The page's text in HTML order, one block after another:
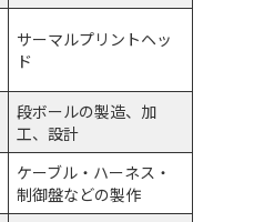
サーマルプリントヘッ
ド
段ボールの製造、加
工、設計
ケーブル・ハーネス・
制御盤などの製作